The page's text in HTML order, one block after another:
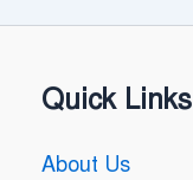
Quick Links
About Us